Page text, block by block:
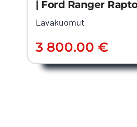
| Ford Ranger
Lavakuomut
3 800.00€